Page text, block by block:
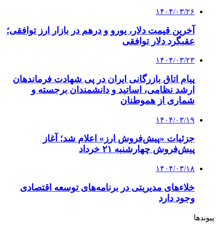
۱۴۰۴/۰۳/۲۶
آخرین قیمت دلار، یورو و درهم در بازار ارز توافقی؛
عقبگرد دلار توافقی
۱۴۰۴/۰۳/۲۳
پیام اتاق بازرگانی ایران در پی شهادت فرماندهان
ارشد نظامی، اساتید و دانشمندان برجسته و
شماری از هموطنان
۱۴۰۴/۰۳/۱۹
جزئیات «پیش‌فروش ارز» اعلام شد؛ آغاز
پیش‌فروش چهارشنبه ۲۱ خرداد
۱۴۰۴/۰۳/۱۸
خلاءهای مدیریتی در برنامه‌های توسعه اقتصادی
وجود دارد
پیوندها